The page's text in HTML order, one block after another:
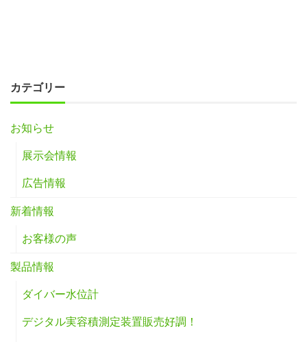
カテゴリー
お知らせ
展示会情報
広告情報
新着情報
お客様の声
製品情報
ダイバー水位計
デジタル実容積測定装置販売好調！